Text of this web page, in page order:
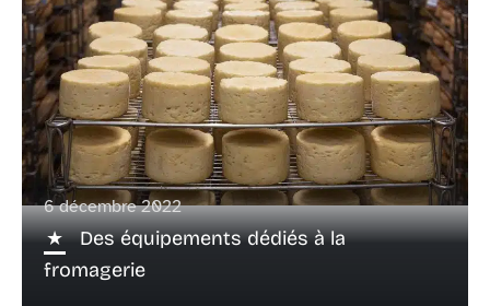
6 décembre 2022
Des équipements dédiés à la
fromagerie